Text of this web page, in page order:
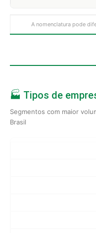
A nomenclatura pode
🏭 Tipos de
Segmentos com maior
Brasil